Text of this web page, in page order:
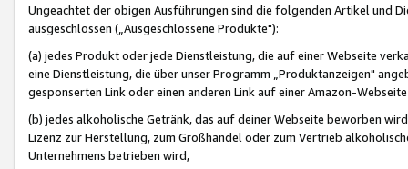
Ungeachtet der obigen Ausführungen sind die folgenden Artikel und
ausgeschlossen („Ausgeschlossene Produkte"):
(a) jedes Produkt oder jede Dienstleistung, die auf einer Webseite
eine Dienstleistung, die über unser Programm „Produktanzeigen"
gesponserten Link oder einen anderen Link auf einer Amazon-
(b) jedes alkoholische Getränk, das auf deiner Webseite beworben
Lizenz zur Herstellung, zum Großhandel oder zum Vertrieb
Unternehmens betrieben wird,